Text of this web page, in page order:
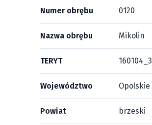
Numer obrębu 0120
Nazwa obrębu Mikolin
TERYT 160104_3
Województwo Opolskie
Powiat brzeski